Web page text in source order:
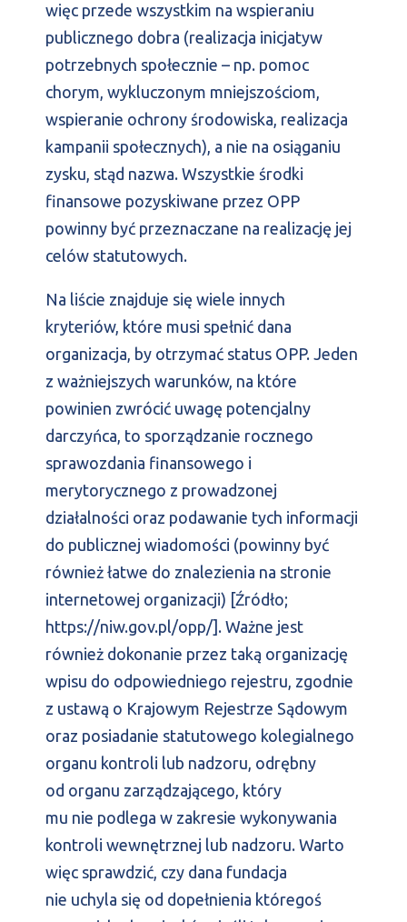
więc przede wszystkim na wspieraniu
publicznego dobra (realizacja inicjatyw
potrzebnych społecznie – np. pomoc
chorym, wykluczonym mniejszościom,
wspieranie ochrony środowiska, realizacja
kampanii społecznych), a nie na osiąganiu
zysku, stąd nazwa. Wszystkie środki
finansowe pozyskiwane przez OPP
powinny być przeznaczane na realizację jej
celów statutowych.
Na liście znajduje się wiele innych
kryteriów, które musi spełnić dana
organizacja, by otrzymać status OPP. Jeden
z ważniejszych warunków, na które
powinien zwrócić uwagę potencjalny
darczyńca, to sporządzanie rocznego
sprawozdania finansowego i
merytorycznego z prowadzonej
działalności oraz podawanie tych informacji
do publicznej wiadomości (powinny być
również łatwe do znalezienia na stronie
internetowej organizacji) [Źródło;
https://niw.gov.pl/opp/]. Ważne jest
również dokonanie przez taką organizację
wpisu do odpowiedniego rejestru, zgodnie
z ustawą o Krajowym Rejestrze Sądowym
oraz posiadanie statutowego kolegialnego
organu kontroli lub nadzoru, odrębny
od organu zarządzającego, który
mu nie podlega w zakresie wykonywania
kontroli wewnętrznej lub nadzoru. Warto
więc sprawdzić, czy dana fundacja
nie uchyla się od dopełnienia któregoś